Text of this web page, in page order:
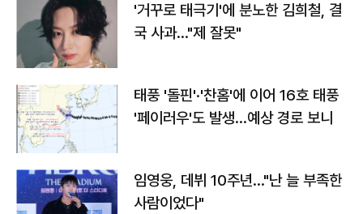
'거꾸로 태극기'에 분노한 김희철, 결
국 사과…"제 잘못"
태풍 '돌핀'·'찬홈'에 이어 16호 태풍
'페이러우'도 발생…예상 경로 보니
임영웅, 데뷔 10주년…"난 늘 부족한
사람이었다"